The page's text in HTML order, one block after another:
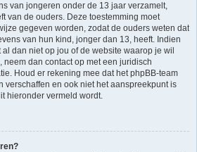
van jongeren onder de 13 jaar verzamelt,
van de ouders. Deze toestemming moet
gegeven worden, zodat de ouders weten dat
van hun kind, jonger dan 13, heeft. Indien
dan niet op jou of de website waarop je wil
dan contact op met een juridisch
Houd er rekening mee dat het phpBB-team
verschaffen en ook niet het aanspreekpunt is
hieronder vermeld wordt.